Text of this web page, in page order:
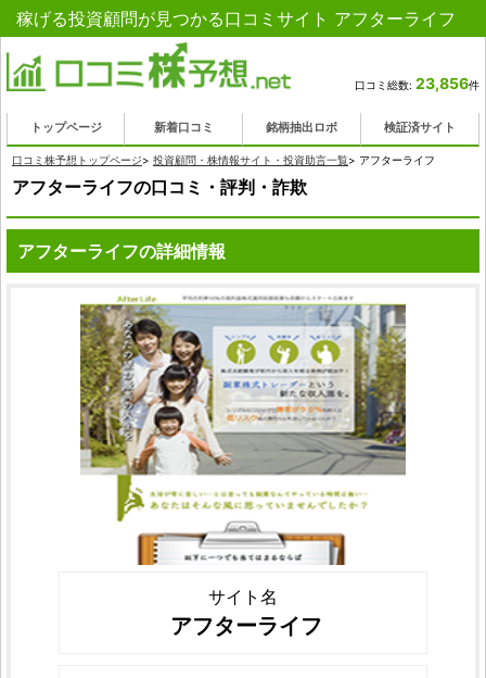
稼げる投資顧問が見つかる口コミサイト アフターライフ
口コミ総数: 23,856件
トップページ 新着口コミ 銘柄抽出ロボ 検証済サイト
口コミ株予想トップページ> 投資顧問・株情報サイト・投資助言一覧> アフターライフ
アフターライフの口コミ・評判・詐欺
アフターライフの詳細情報
サイト名
アフターライフ